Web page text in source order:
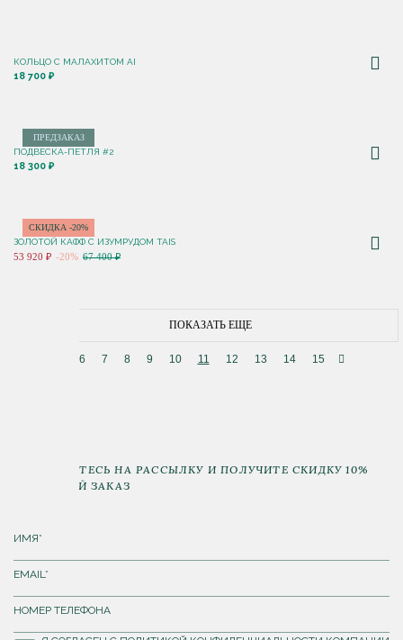
КОЛЬЦО С МАЛАХИТОМ AI
18 700 ₽
ПРЕДЗАКАЗ
ПОДВЕСКА-ПЕТЛЯ #2
18 300 ₽
СКИДКА -20%
ЗОЛОТОЙ КАФФ С ИЗУМРУДОМ TAIS
53 920 ₽ -20% 67 400 ₽
ПОКАЗАТЬ ЕЩЕ
6 7 8 9 10 11 12 13 14 15
ПОДПИШИТЕСЬ НА РАССЫЛКУ И ПОЛУЧИТЕ СКИДКУ 10%
НА ПЕРВЫЙ ЗАКАЗ